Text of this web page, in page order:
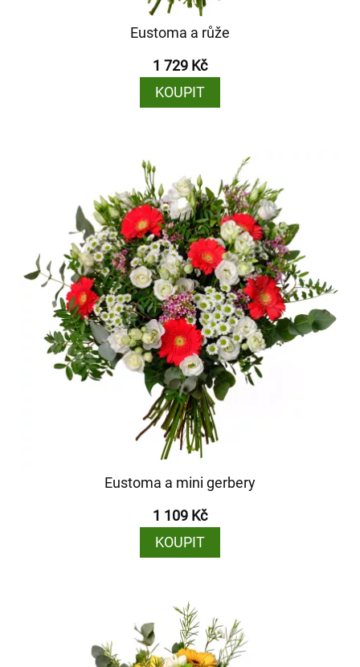
Eustoma a růže
1 729 Kč
KOUPIT
Eustoma a mini gerbery
1 109 Kč
KOUPIT